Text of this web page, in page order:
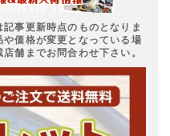
事更新時点のものとなりま
価格が変更となっている場
舗までお問合わせ下さい。